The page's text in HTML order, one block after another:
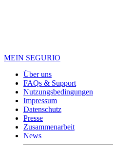
MEIN SEGURIO
Über uns
FAQs & Support
Nutzungsbedingungen
Impressum
Datenschutz
Presse
Zusammenarbeit
News